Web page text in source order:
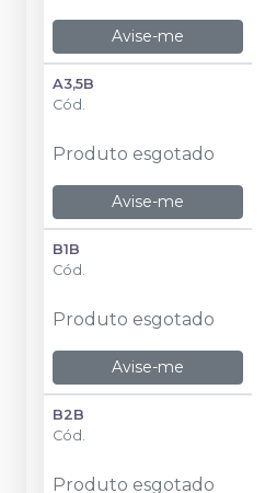
Avise-me
A3,5B
Cód.
Produto esgotado
Avise-me
B1B
Cód.
Produto esgotado
Avise-me
B2B
Cód.
Produto esgotado